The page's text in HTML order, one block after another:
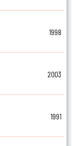
1998
2003
1991